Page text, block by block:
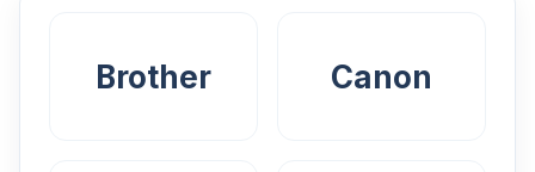
Brother Canon